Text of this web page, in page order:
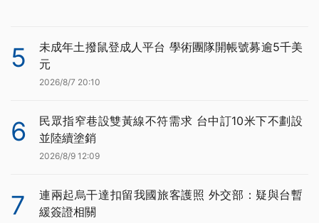
5
未成年土撥鼠登成人平台 學術團隊開帳號募逾5千美
元
2026/8/7 20:10
6
民眾指窄巷設雙黃線不符需求 台中訂10米下不劃設
並陸續塗銷
2026/8/9 12:09
7
連兩起烏干達扣留我國旅客護照 外交部：疑與台暫
緩簽證相關